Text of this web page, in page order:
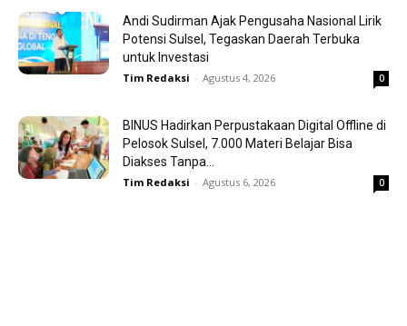
Andi Sudirman Ajak Pengusaha Nasional Lirik
Potensi Sulsel, Tegaskan Daerah Terbuka
untuk Investasi
Tim Redaksi - Agustus 4, 2026 0
BINUS Hadirkan Perpustakaan Digital Offline di
Pelosok Sulsel, 7.000 Materi Belajar Bisa
Diakses Tanpa...
Tim Redaksi - Agustus 6, 2026 0